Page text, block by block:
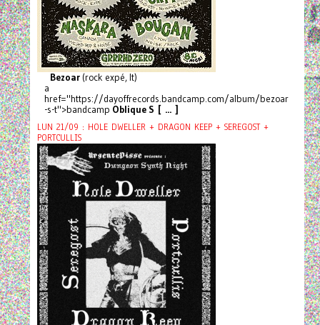
Bezoar(rock expé, It)
a
href="https://dayoffrecords.bandcamp.com/album/bezoar
-s-t">bandcamp Oblique S [ ... ]
LUN 21/09 : HOLE DWELLER + DRAGON KEEP + SEREGOST +
PORTCULLIS